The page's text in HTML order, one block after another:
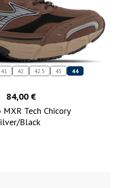
41 42 42.5 43 44
84,00 €
Tech Chicory
Black